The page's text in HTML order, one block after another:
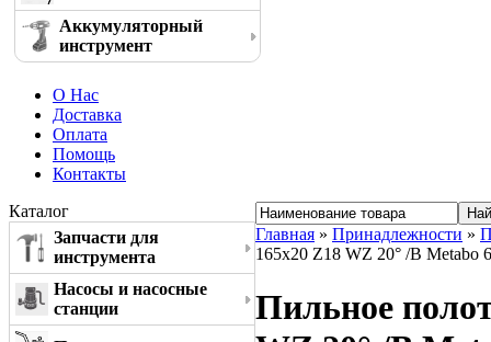
Аккумуляторный
инструмент
О Нас
Доставка
Оплата
Помощь
Контакты
Каталог
Запчасти для
инструмента
Насосы и насосные
станции
Главная » Принадлежности »
165x20 Z18 WZ 20° /B Metabo
Пильное